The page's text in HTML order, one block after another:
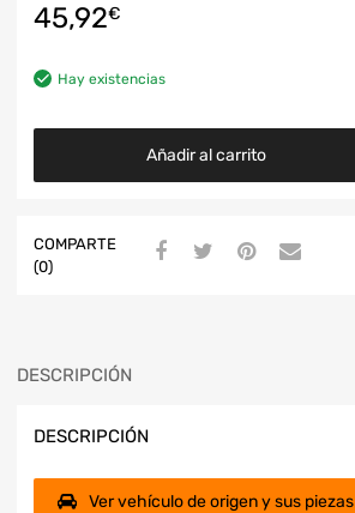
45,92€
Hay existencias
Añadir al carrito
COMPARTE
(0)
DESCRIPCIÓN
DESCRIPCIÓN
Ver vehículo de origen y sus piezas